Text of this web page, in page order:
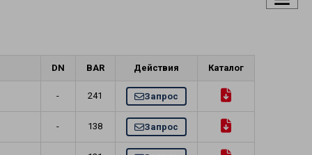
DN BAR Действия Каталог
- 241 Запрос
- 138 Запрос